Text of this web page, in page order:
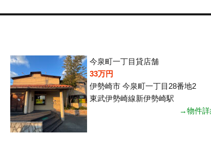
今泉町一丁目貸店舗
33万円
伊勢崎市 今泉町一丁目28番地2
東武伊勢崎線新伊勢崎駅
→物件詳